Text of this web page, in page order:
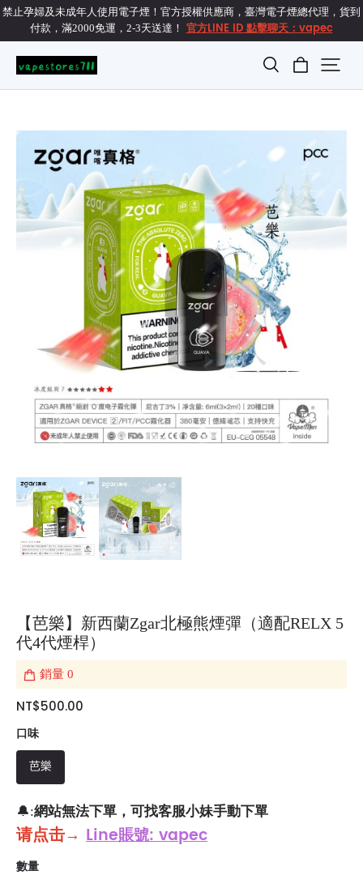
禁止孕婦及未成年人使用電子煙！官方授權供應商，臺灣電子煙總代理，貨到
付款，滿2000免運，2-3天送達！ 官方LINE ID 點擊聊天：vapec
【芭樂】新西蘭Zgar北極熊煙彈（適配RELX 5
代4代煙桿）
銷量 0
NT$500.00
口味
芭樂
🔔:網站無法下單，可找客服小妹手動下單
请点击→ Line賬號: vapec
數量